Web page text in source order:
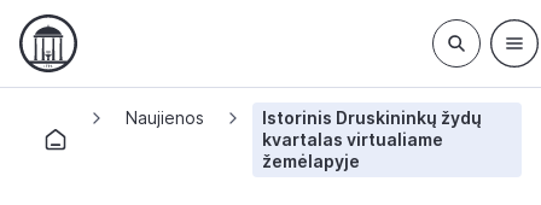
Naujienos
Istorinis Druskininkų žydų
kvartalas virtualiame
žemėlapyje